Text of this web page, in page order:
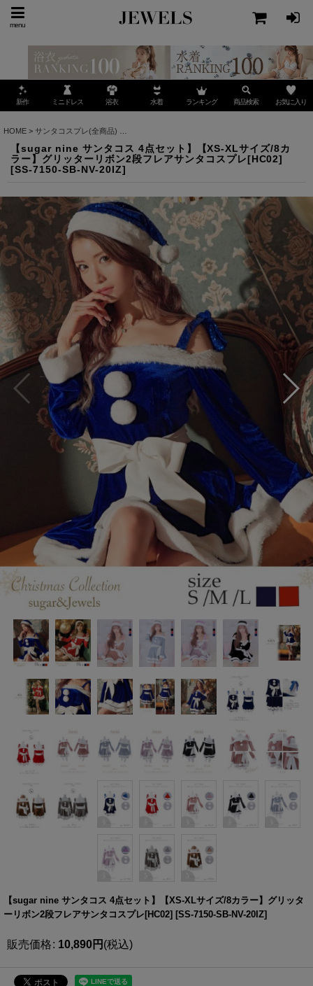
menu
新作 ミニドレス 浴衣 水着 ランキング 商品検索 お気に入り
HOME > サンタコスプレ(全商品)
【sugar nine サンタコス 4点セット】【XS-XLサイズ/8カ
ラー】グリッターリボン2段フレアサンタコスプレ[HC02]
[SS-7150-SB-NV-20IZ]
【sugar nine サンタコス 4点セット】【XS-XLサイズ/8カラー】グリッタ
ーリボン2段フレアサンタコスプレ[HC02] [SS-7150-SB-NV-20IZ]
販売価格: 10,890円 (税込)